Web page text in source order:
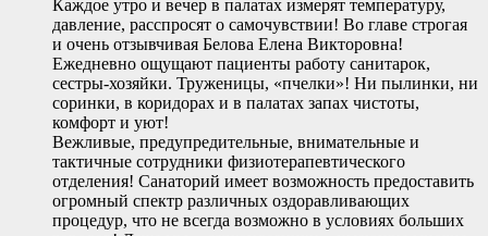
Каждое утро и вечер в палатах измерят температуру,
давление, расспросят о самочувствии! Во главе строгая
и очень отзывчивая Белова Елена Викторовна!
Ежедневно ощущают пациенты работу санитарок,
сестры-хозяйки. Труженицы, «пчелки»! Ни пылинки, ни
соринки, в коридорах и в палатах запах чистоты,
комфорт и уют!
Вежливые, предупредительные, внимательные и
тактичные сотрудники физиотерапевтического
отделения! Санаторий имеет возможность предоставить
огромный спектр различных оздоравливающих
процедур, что не всегда возможно в условиях больших